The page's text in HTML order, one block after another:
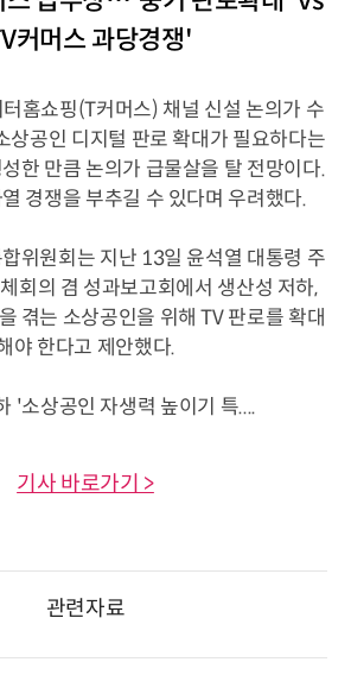
커머스 과당경쟁'
홈쇼핑(T커머스) 채널 신설 논의가 수
상공인 디지털 판로 확대가 필요하다는
한 만큼 논의가 급물살을 탈 전망이다.
경쟁을 부추길 수 있다며 우려했다.
위원회는 지난 13일 윤석열 대통령 주
회의 겸 성과보고회에서 생산성 저하,
겪는 소상공인을 위해 TV 판로를 확대
야 한다고 제안했다.
'소상공인 자생력 높이기 특....
기사 바로가기 >
관련자료